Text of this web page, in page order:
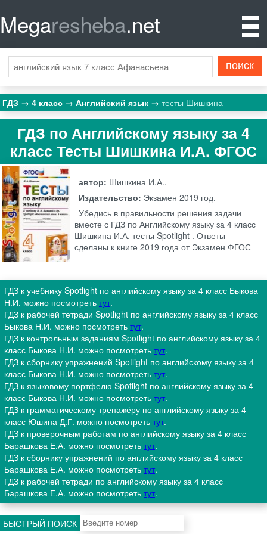
Megaresheba.net
ГДЗ 4 класс Английский язык тесты Шишкина
ГДЗ по Английскому языку за 4
класс Тесты Шишкина И.А. ФГОС
автор: Шишкина И.А..
Издательство: Экзамен 2019 год.
Убедись в правильности решения задачи
вместе с ГДЗ по Английскому языку за 4 класс
Шишкина И.А. тесты Spotlight . Ответы
сделаны к книге 2019 года от Экзамен ФГОС
ГДЗ к учебнику Spotlight по английскому языку за 4 класс Быкова
Н.И. можно посмотреть тут.
ГДЗ к рабочей тетради Spotlight по английскому языку за 4 класс
Быкова Н.И. можно посмотреть тут.
ГДЗ к контрольным заданиям Spotlight по английскому языку за 4
класс Быкова Н.И. можно посмотреть тут.
ГДЗ к сборнику упражнений Spotlight по английскому языку за 4
класс Быкова Н.И. можно посмотреть тут.
ГДЗ к языковому портфелю Spotlight по английскому языку за 4
класс Быкова Н.И. можно посмотреть тут.
ГДЗ к грамматическому тренажёру по английскому языку за 4
класс Юшина Д.Г. можно посмотреть тут.
ГДЗ к проверочным работам по английскому языку за 4 класс
Барашкова Е.А. можно посмотреть тут.
ГДЗ к сборнику упражнений по английскому языку за 4 класс
Барашкова Е.А. можно посмотреть тут.
ГДЗ к рабочей тетради по английскому языку за 4 класс
Барашкова Е.А. можно посмотреть тут.
БЫСТРЫЙ ПОИСК